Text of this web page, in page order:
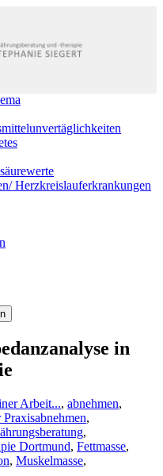
und schafft
und
und -
Herzkreislauferkrankungen
in
Arbeit..., abnehmen,
Praxisabnehmen,
,
Dortmund, Fettmasse,
, Muskelmasse,